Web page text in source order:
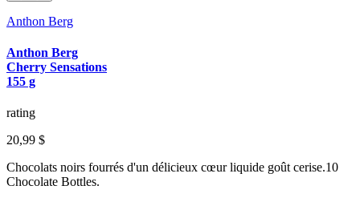
Anthon Berg
Anthon Berg
Cherry Sensations
155 g
rating
20,99 $
Chocolats noirs fourrés d'un délicieux cœur liquide goût cerise.10
Chocolate Bottles.